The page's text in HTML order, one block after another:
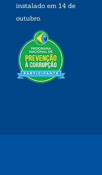
instalado em 14 de
outubro.